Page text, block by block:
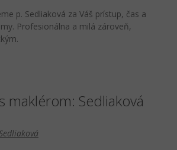
p. Sedliaková za Váš prístup, čas a
Profesionálna a milá zároveň,
maklérom: Sedliaková